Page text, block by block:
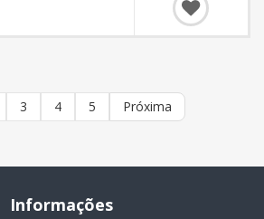
3 4 5 Próxima
Informações